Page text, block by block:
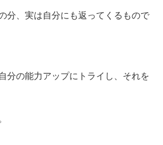
分、実は自分にも返ってくるもので
分の能力アップにトライし、それを